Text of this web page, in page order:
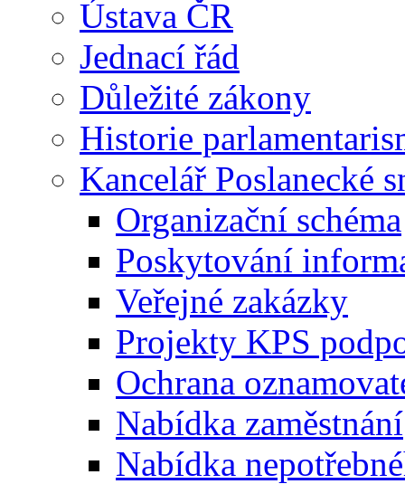
Ústava ČR
Jednací řád
Důležité zákony
Historie
Kancelář Poslanecké
Organizační schéma
Poskytování
Veřejné zakázky
Projekty KPS
Ochrana
Nabídka zaměstnání
Nabídka